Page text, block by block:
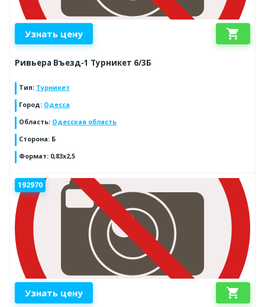
Узнать цену shopping_cart
Ривьера Въезд-1 Турникет 6/3Б
Тип: Турникет
Город: Одесса
Область: Одесская область
Сторона: Б
Формат: 0,83х2,5
192970
Узнать цену shopping_cart